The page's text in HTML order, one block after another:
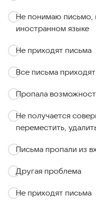
Не понимаю письмо,
иностранном языке
Не приходят письма
Все письма
Пропала
Не получается
переместить,
Письма пропали из
Другая проблема
Не приходят письма